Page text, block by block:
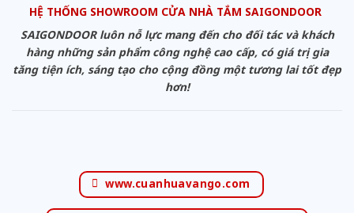
HỆ THỐNG SHOWROOM CỬA NHÀ TẮM SAIGONDOOR
SAIGONDOOR luôn nỗ lực mang đến cho đối tác và khách
hàng những sản phẩm công nghệ cao cấp, có giá trị gia
tăng tiện ích, sáng tạo cho cộng đồng một tương lai tốt đẹp
hơn!
www.cuanhuavango.com